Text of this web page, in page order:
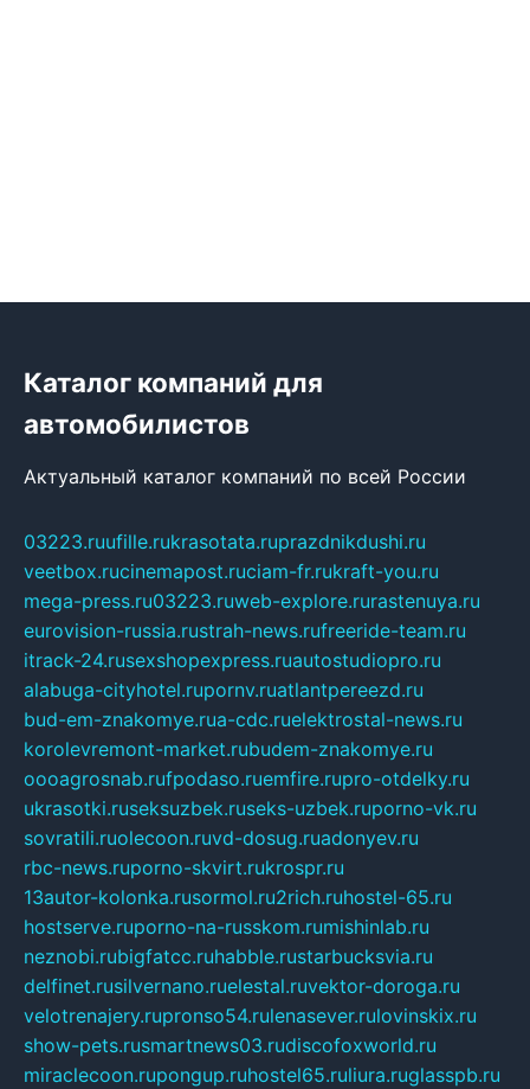
Каталог компаний для
автомобилистов
Актуальный каталог компаний по всей России
03223.ruufille.rukrasotata.ruprazdnikdushi.ru
veetbox.rucinemapost.ruciam-fr.rukraft-you.ru
mega-press.ru03223.ruweb-explore.rurastenuya.ru
eurovision-russia.rustrah-news.rufreeride-team.ru
itrack-24.rusexshopexpress.ruautostudiopro.ru
alabuga-cityhotel.rupornv.ruatlantpereezd.ru
bud-em-znakomye.rua-cdc.ruelektrostal-news.ru
korolevremont-market.rubudem-znakomye.ru
oooagrosnab.rufpodaso.ruemfire.rupro-otdelky.ru
ukrasotki.ruseksuzbek.ruseks-uzbek.ruporno-vk.ru
sovratili.ruolecoon.ruvd-dosug.ruadonyev.ru
rbc-news.ruporno-skvirt.rukrospr.ru
13autor-kolonka.rusormol.ru2rich.ruhostel-65.ru
hostserve.ruporno-na-russkom.rumishinlab.ru
neznobi.rubigfatcc.ruhabble.rustarbucksvia.ru
delfinet.rusilvernano.ruelestal.ruvektor-doroga.ru
velotrenajery.rupronso54.rulenasever.rulovinskix.ru
show-pets.rusmartnews03.rudiscofoxworld.ru
miraclecoon.rupongup.ruhostel65.ruliura.ruglasspb.ru